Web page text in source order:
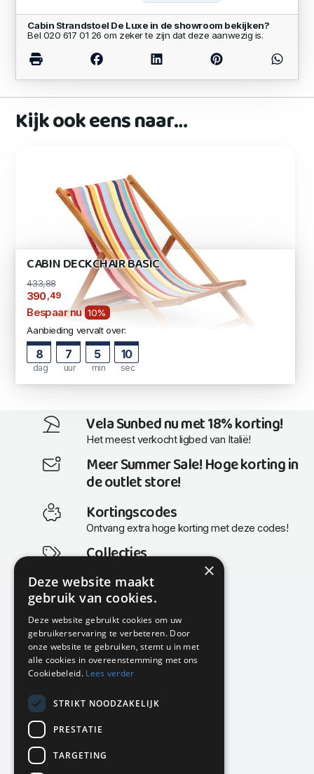
Cabin Strandstoel De Luxe in de showroom bekijken?
Bel 020 617 01 26 om zeker te zijn dat deze aanwezig is.
Kijk ook eens naar…
CABIN DECKCHAIR BASIC
433,88
390 ,49
Bespaar nu 10%
Aanbieding vervalt over:
8
dag
7
uur
5
min
9
sec
Vela Sunbed nu met 18% korting!
Het meest verkocht ligbed van Italië!
Meer Summer Sale! Hoge korting in
de outlet store!
Kortingscodes
Ontvang extra hoge korting met deze codes!
Collecties
Actuele en populaire collecties
KMP Kantoormeubilair
Airport Business Park
Frankfurtstraat 29-31
1175 RH Lijnden
020-617 01 26
info@kmpkantoormeubilair.nl
Facebook
Instagram
×
Deze website maakt
gebruik van cookies.
Deze website gebruikt cookies om uw
gebruikerservaring te verbeteren. Door
onze website te gebruiken, stemt u in met
alle cookies in overeenstemming met ons
Cookiebeleid. Lees verder
STRIKT NOODZAKELIJK
PRESTATIE
TARGETING